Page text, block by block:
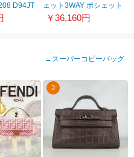
D94JT
・ファース
ェット3WAY ポシェット
237203 D94IN 1202ジャ
￥36,160円
→ スーパーコピーバッグ
3